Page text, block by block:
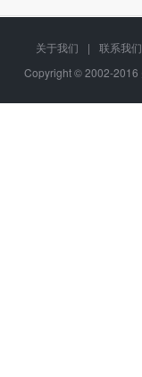
关于我们 |
联系我们
Copyright © 2002-